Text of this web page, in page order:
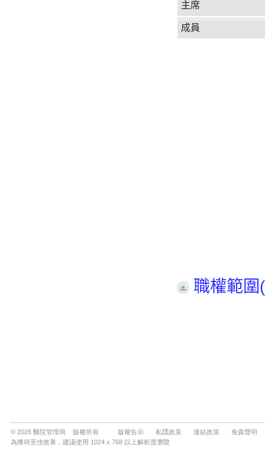
© 2026 醫院管理局 版權所有 版權告示 私隱政策 連結政策
免責聲明
為獲得至佳效果，建議使用 1024 x 768 以上解析度瀏覽